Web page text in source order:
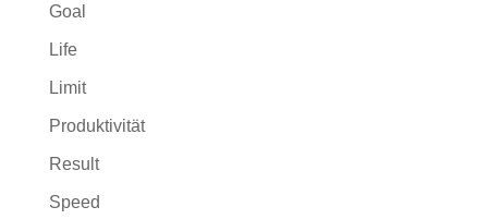
Goal
Life
Limit
Produktivität
Result
Speed